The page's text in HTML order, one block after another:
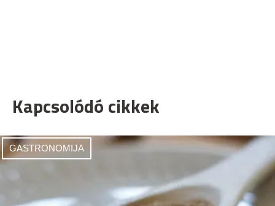
Kapcsolódó cikkek
GASTRONOMIJA